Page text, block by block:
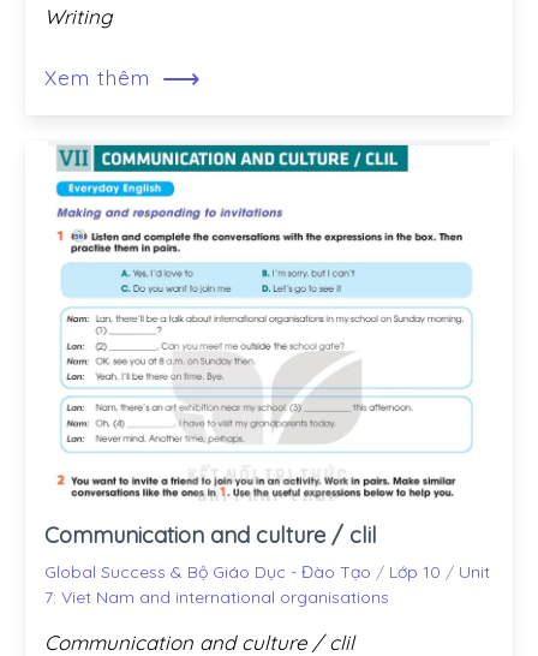
Writing
Xem thêm ⟶
Communication and culture / clil
Global Success & Bộ Giáo Dục - Đào Tạo / Lớp 10 / Unit
7: Viet Nam and international organisations
Communication and culture / clil